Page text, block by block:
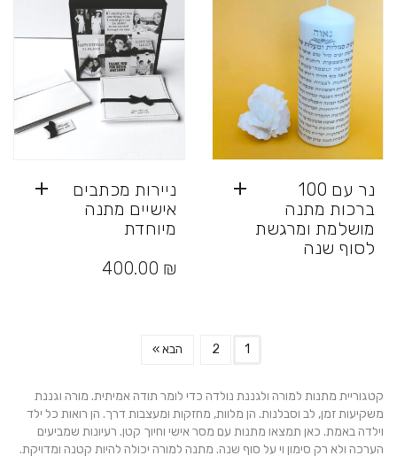
לבחור
את
האפשרויות
בעמוד
המוצר
בעמוד
המוצר
ניירות מכתבים
אישיים מתנה
מיוחדת
400.00 ₪
נר עם 100
ברכות מתנה
מושלמת ומרגשת
לסוף שנה
1
2 הבא »
קטגוריית מתנות למורה ולגננת נולדה כדי לומר תודה אמיתית. מורה וגננת
משקיעות זמן, לב וסבלנות. הן מלוות, מחזקות ומעצבות דרך. הן רואות כל ילד
וילדה באמת. כאן תמצאו מתנות עם מסר אישי וחיוך קטן. רעיונות שמביעים
הערכה ולא רק סימון וי על סוף שנה. מתנה למורה יכולה להיות קטנה ומדויקת.